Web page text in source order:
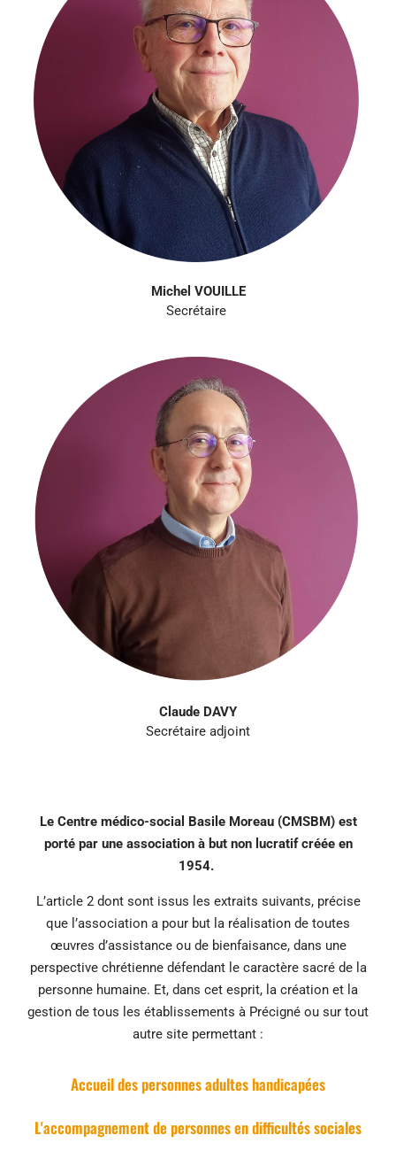
Michel VOUILLE
Secrétaire
Claude DAVY
Secrétaire adjoint
Le Centre médico-social Basile Moreau (CMSBM) est
porté par une association à but non lucratif créée en
1954.
L’article 2 dont sont issus les extraits suivants, précise
que l’association a pour but la réalisation de toutes
œuvres d’assistance ou de bienfaisance,dans une
perspective chrétienne défendant le caractère sacré de la
personne humaine. Et, dans cet esprit, la création et la
gestion de tous les établissements à Précigné ou sur tout
autre site permettant :
Accueil des personnes adultes handicapées
L'accompagnement de personnes en difficultés sociales